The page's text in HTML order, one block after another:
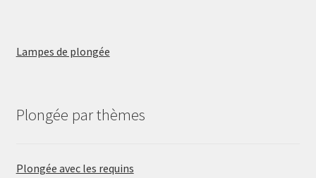
Lampes de plongée
Plongée par thèmes
Plongée avec les requins